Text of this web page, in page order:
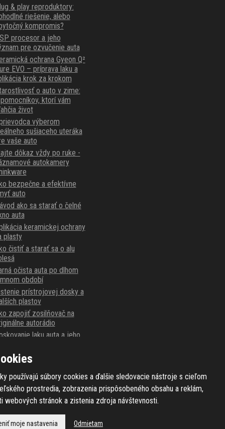
& play reproduktory:
riešenie, alebo
kompromis?
procesor a jeho
pre ozvučenie auta
ochrana Gyeon Q²
EVO – príprava laku a
krok za krokom
o auto v zime:
ktorí vám
život
výberom
sušiaceho uteráka
vaše auto
dôkaz vždy po ruke -
autokamery
bezpečne a efektívne
auto
ako sa starať o čelné
auta
keramickej ochrany
plasty
čistiť a starať sa o alu
očista auta po dlhom
období
prístrojovej dosky a
plastov
zapojiť zosilňovač na
autorádio
laku auta a jeho
alebo syntetický
používajú súbory cookies a ďalšie sledovacie nástroje s cieľom
prostredia, zobrazenia prispôsobeného obsahu a reklám,
webových stránok a zistenia zdroja návštevnosti.
moje nastavenia Odmietam